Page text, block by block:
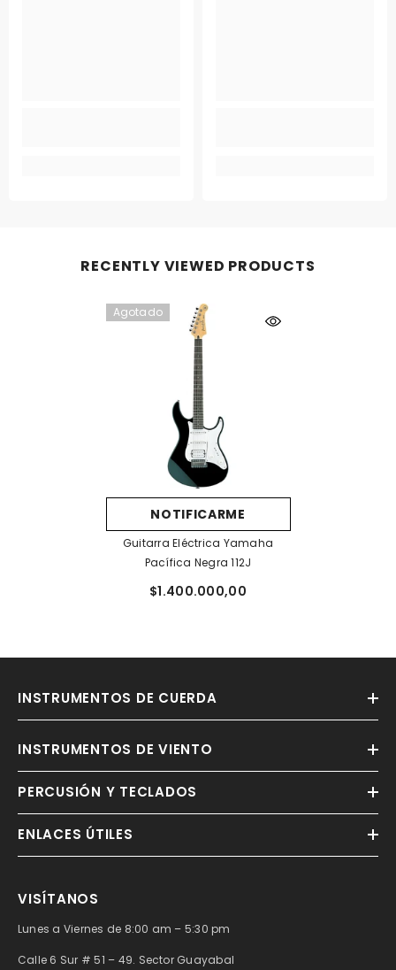
RECENTLY VIEWED PRODUCTS
Agotado
NOTIFICARME
Guitarra Eléctrica Yamaha
Pacífica Negra 112J
$1.400.000,00
INSTRUMENTOS DE CUERDA
INSTRUMENTOS DE VIENTO
PERCUSIÓN Y TECLADOS
ENLACES ÚTILES
VISÍTANOS
Lunes a Viernes de 8:00 am – 5:30 pm
Calle 6 Sur # 51 – 49. Sector Guayabal